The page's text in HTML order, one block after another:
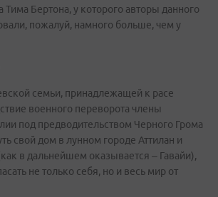
Бертона, у которого авторы данного
пожалуй, намного больше, чем у
семьи, принадлежащей к расе
военного переворота члены
под предводительством Черного Грома
свой дом в лунном городе Аттилан и
в дальнейшем оказывается – Гавайи),
не только себя, но и весь мир от